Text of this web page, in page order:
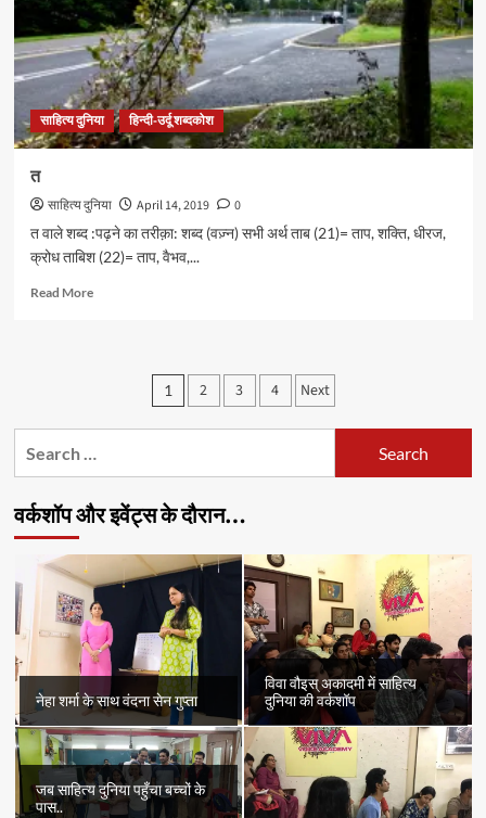
साहित्य दुनिया हिन्दी-उर्दू शब्दकोश
त
साहित्य दुनिया April 14, 2019
0
त वाले शब्द :पढ़ने का तरीक़ा: शब्द (वज़्न) सभी अर्थ ताब (21)= ताप, शक्ति, धीरज,
क्रोध ताबिश (22)= ताप, वैभव,...
Read MoreRead
Posts
pagination
1 2 3 4 Next
वर्कशॉप और इवेंट्स के दौरान…
नेहा शर्मा के साथ वंदना सेन गुप्ता
विवा वौइस् अकादमी में साहित्य
दुनिया की वर्कशॉप
जब साहित्य दुनिया पहुँचा बच्चों के
पास..